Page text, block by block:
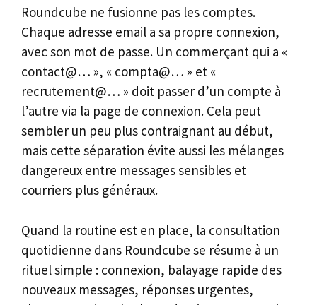
Roundcube ne fusionne pas les comptes.
Chaque adresse email a sa propre connexion,
avec son mot de passe. Un commerçant qui a «
contact@… », « compta@… » et «
recrutement@… » doit passer d’un compte à
l’autre via la page de connexion. Cela peut
sembler un peu plus contraignant au début,
mais cette séparation évite aussi les mélanges
dangereux entre messages sensibles et
courriers plus généraux.
Quand la routine est en place, la consultation
quotidienne dans Roundcube se résume à un
rituel simple : connexion, balayage rapide des
nouveaux messages, réponses urgentes,